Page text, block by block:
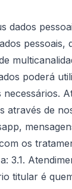
dados
pessoais,
poderá
de
os
3.1.
titular é